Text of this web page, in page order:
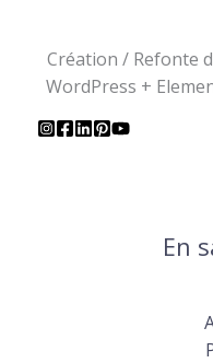
Création / Refonte
WordPress +
En